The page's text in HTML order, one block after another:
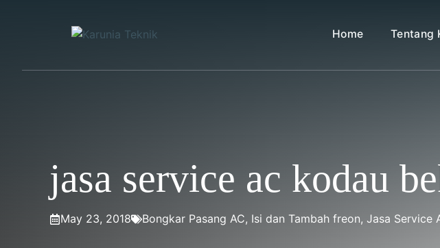
Home Tentang
jasa service ac kodau
May 23, 2018 Bongkar Pasang AC, Isi dan Tambah freon, Jasa Service